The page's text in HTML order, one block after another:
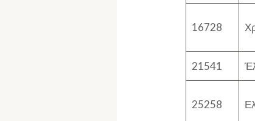
16728
21541
25258